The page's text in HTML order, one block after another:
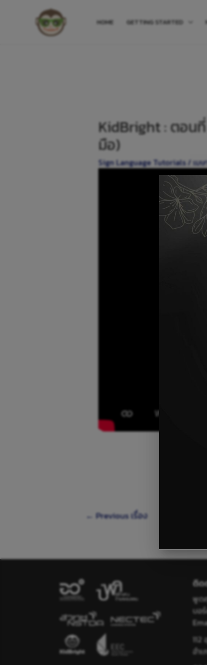
HOME GETTING STARTED
KidBright : ตอนที่
มือ)
Sign Language Tutorials/ เม
← Previous เรื่อง
ติด
พูด
บอ
อำ